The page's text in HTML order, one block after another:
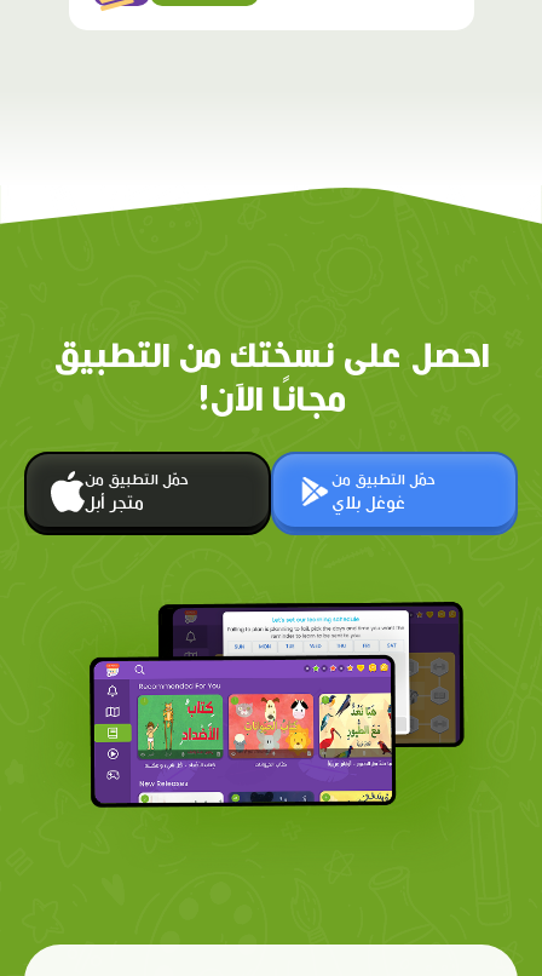
احصل على نسختك من التطبيق
مجانًا الآن!
حمّل التطبيق من
متجر أبل
حمّل التطبيق من
غوغل بلاي